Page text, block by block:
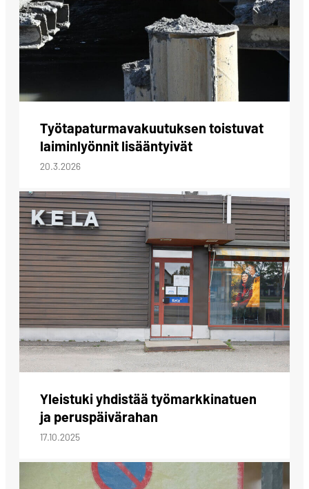
Työtapaturmavakuutuksen toistuvat
laiminlyönnit lisääntyivät
20.3.2026
Yleistuki yhdistää työmarkkinatuen
ja peruspäivärahan
17.10.2025